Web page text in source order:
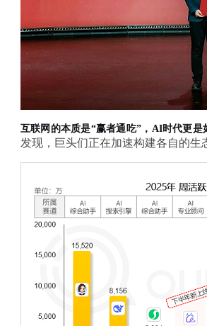
互联网的本质是“赢者通吃”，AI时代更是
发现，巨头们正在加速构建各自的生